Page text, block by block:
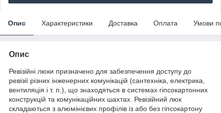
Опис Характеристики Доставка Оплата Умови
Опис
Ревізійні люки призначено для забезпечення доступу до
ревізії різних інженерних комунікацій (сантехніка, електрика,
вентиляція і т. п.), що знаходяться в системах гіпсокартонних
конструкцій та комунікаційних шахтах. Ревізійний люк
складаються з алюмінієвих профілів із або без гіпсокартону